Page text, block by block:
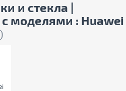
и стекла |
моделями : Huawei